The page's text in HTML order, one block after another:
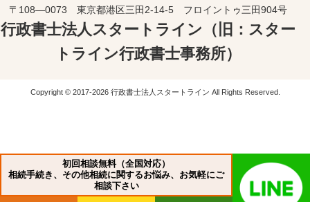
〒108―0073 東京都港区三田2-14-5 フロイントゥ三田904号
行政書士法人スタートライン（旧：スター
トライン行政書士事務所）
Copyright © 2017-2026 行政書士法人スタートライン All Rights Reserved.
初回相談無料（全国対応）
相続手続き、その他相続に関するお悩み、お気軽にご
相談下さい